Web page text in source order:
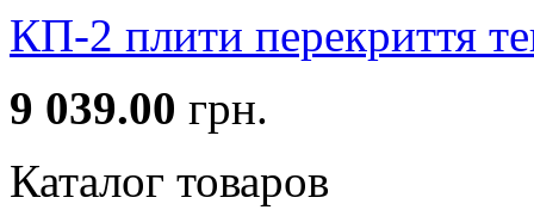
КП-2 плити перекриття
9 039.00 грн.
Каталог товаров